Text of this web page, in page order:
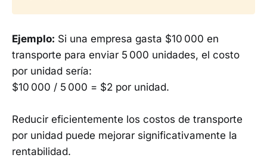
Ejemplo: Si una empresa gasta $10 000 en
transporte para enviar 5 000 unidades, el costo
por unidad sería:
$10 000 / 5 000 = $2 por unidad.
Reducir eficientemente los costos de transporte
por unidad puede mejorar significativamente la
rentabilidad.